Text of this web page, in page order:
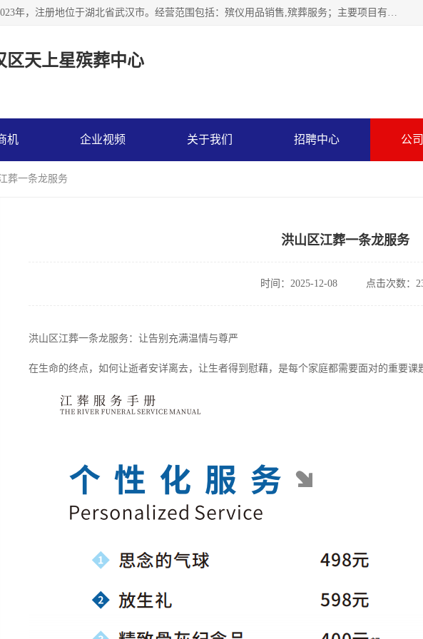
武汉市江汉区天上星殡葬中心成立于2023年，注册地位于湖北省武汉市。经营范围包括：殡仪用品销售,殡葬服务；主要项目有：穿衣服，寿衣，西服，现代装，灵堂布置，遗像，灵棚，乐队，化妆，遗体告别厅，守灵别墅，遗体托运，墓地代理低价出售。
区天上星殡葬中心
机 企业视频 关于我们 招聘中心 公
葬一条龙服务
洪山区江葬一条龙服务
时间：2025-12-08 点击次数：
洪山区江葬一条龙服务：让告别充满温情与尊严
在生命的终点，如何让逝者安详离去，让生者得到慰藉，是每个家庭都需要面对的重要课